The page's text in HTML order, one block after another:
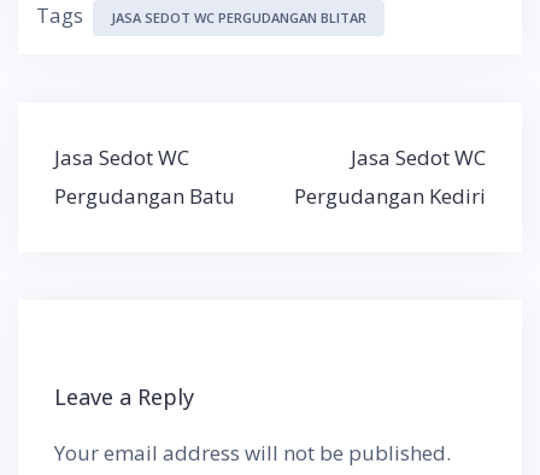
Tags JASA SEDOT WC PERGUDANGAN BLITAR
Post
navigation
Jasa Sedot WC
Pergudangan Batu
Jasa Sedot WC
Pergudangan Kediri
Leave a Reply
Your email address will not be published.